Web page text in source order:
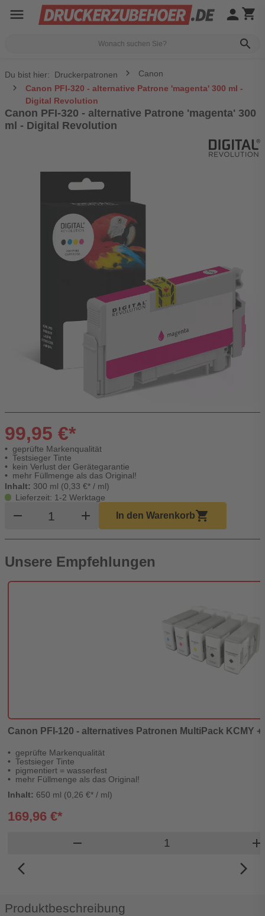
menu
search
person shopping_cart
Du bist hier: Druckerpatronen
Canon
Canon PFI-320 - alternative Patrone 'magenta' 300 ml -
Digital Revolution
Canon PFI-320 - alternative Patrone 'magenta' 300
ml - Digital Revolution
99,95 €*
geprüfte Markenqualität
Testsieger Tinte
kein Verlust der Gerätegarantie
mehr Füllmenge als das Original!
Inhalt: 300 ml (0,33 €* / ml)
Lieferzeit: 1-2 Werktage
remove Produkt Warenkorb Menge
add In den Warenkorbshopping_cart
Unsere Empfehlungen
Canon PFI-120 - alternatives Patronen MultiPack KCMY
geprüfte Markenqualität
Testsieger Tinte
pigmentiert = wasserfest
mehr Füllmenge als das Original!
Inhalt: 650 ml (0,26 €* / ml)
169,96 €*
remove Produkt Warenkorbadd
arrow_back_ios_new
arrow_forward_ios
Produktbeschreibung